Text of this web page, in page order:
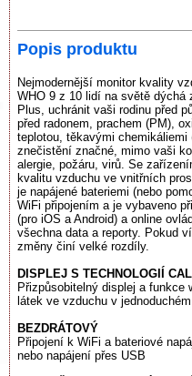
Popis produktu
Nejmodernější monitor kvality
WHO 9 z 10 lidí na světě
Plus, uchránit vaši rodinu před
před radonem, prachem (PM),
teplotou, těkavými
znečistění značné, mimo vaši
alergie, požáru, virů. Se
kvalitu vzduchu ve vnitřních
je napájené bateriemi (nebo
WiFi připojením a je vybaveno
(pro iOS a Android) a online
všechna data a reporty. Pokud
změny činí velké rozdíly.
DISPLEJ S TECHNOLOGIÍ
Přizpůsobitelný displej a
látek ve vzduchu v
BEZDRÁTOVÝ
Připojení k WiFi a bateriové
nebo napájení přes USB